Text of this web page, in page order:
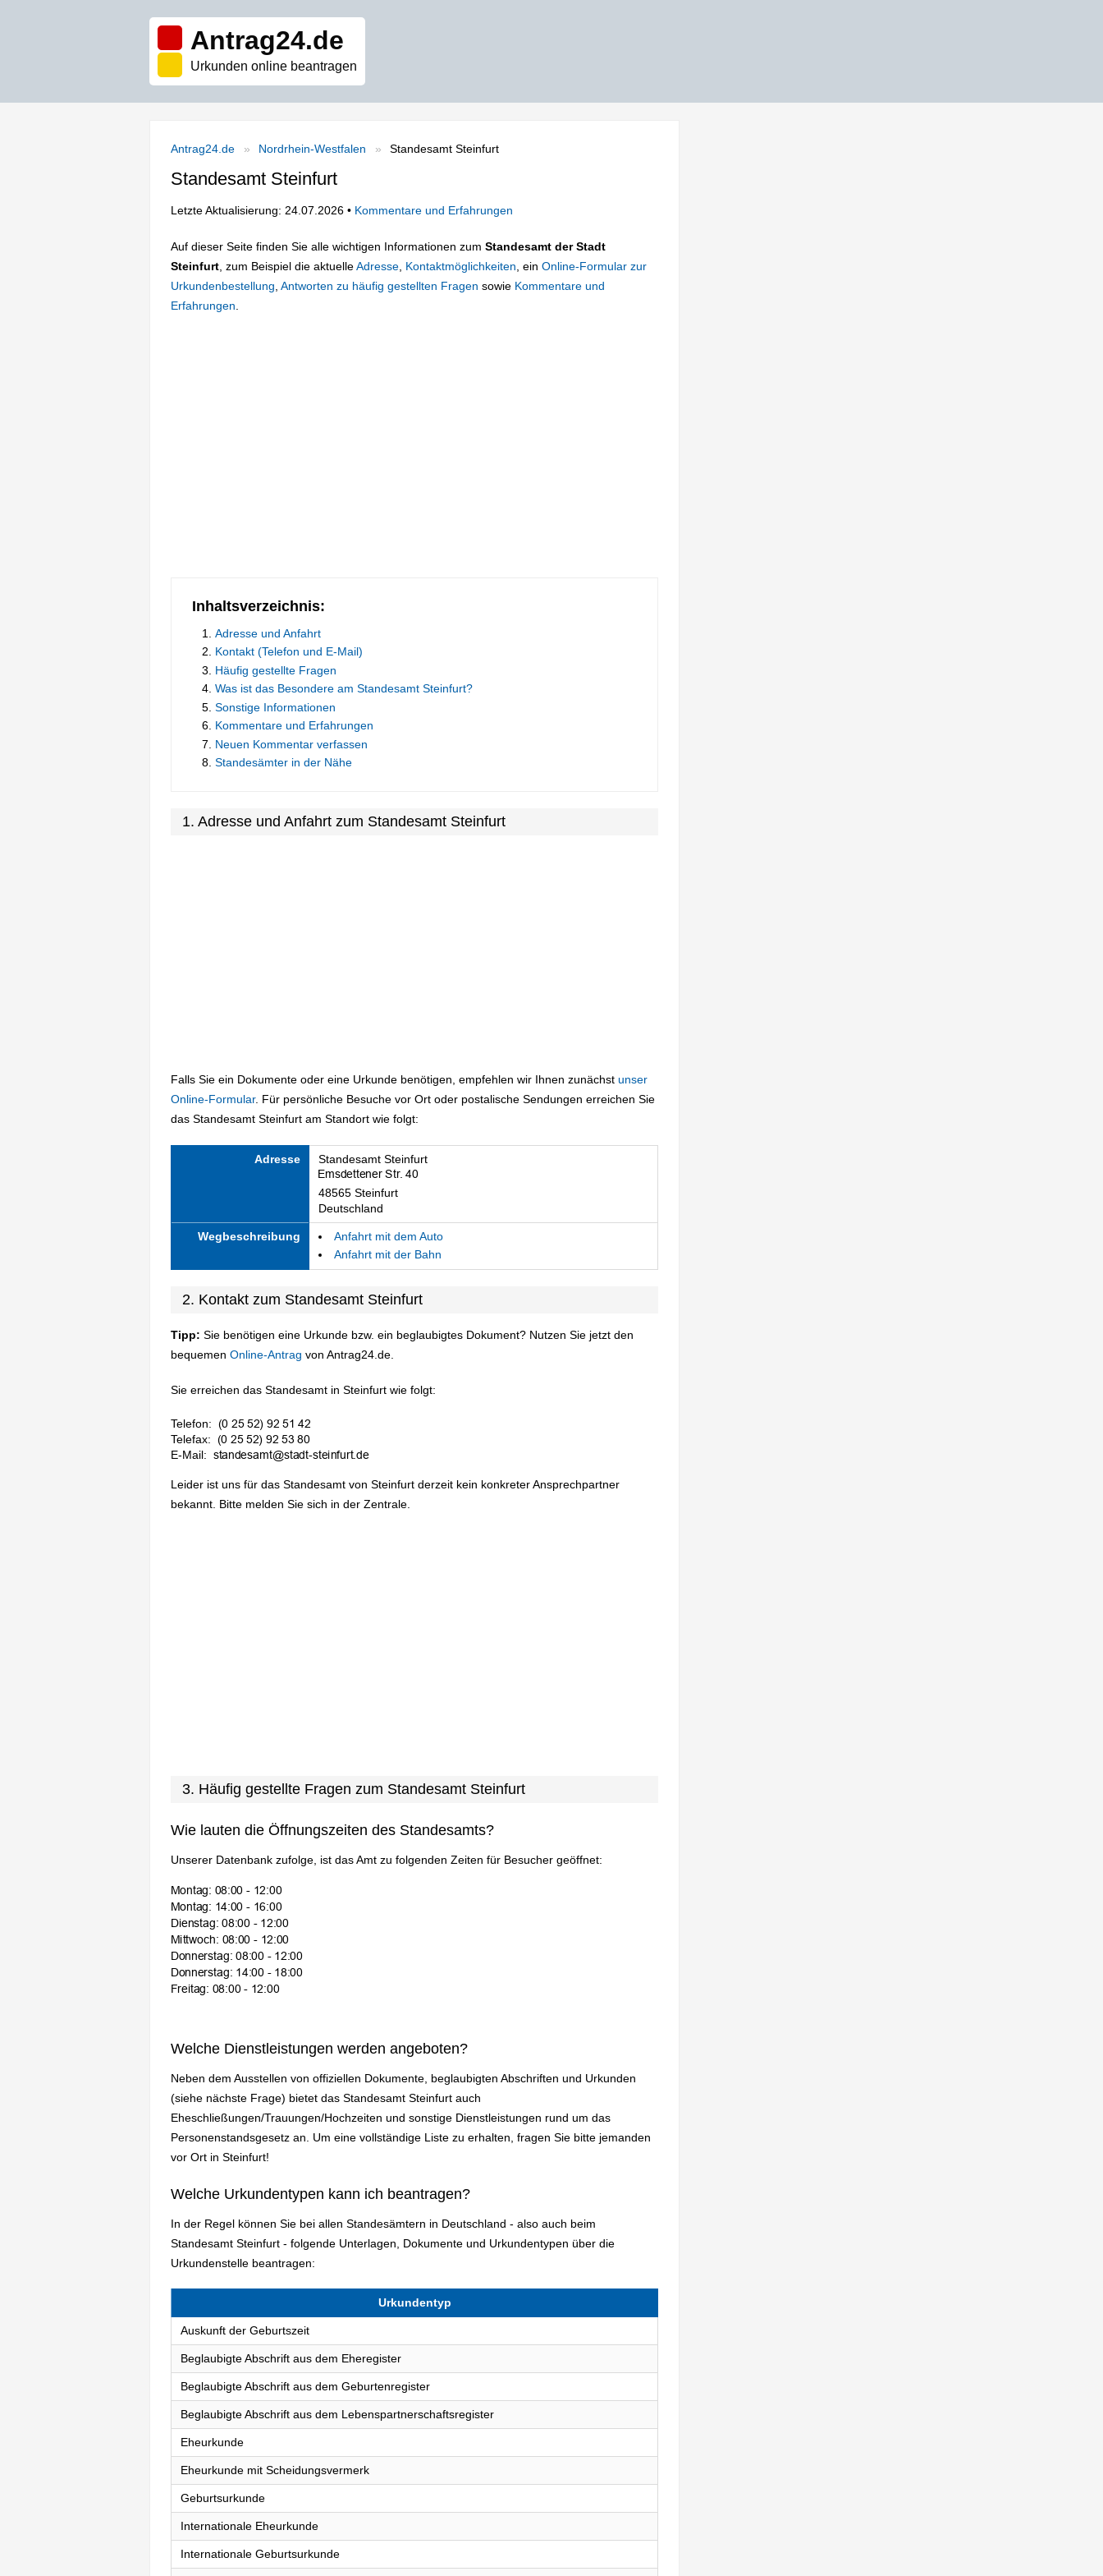
Antrag24.de
Urkunden online beantragen
Antrag24.de Nordrhein-Westfalen Standesamt Steinfurt
Standesamt Steinfurt
Letzte Aktualisierung: 24.07.2026 • Kommentare und Erfahrungen
Auf dieser Seite finden Sie alle wichtigen Informationen zum Standesamt der Stadt
Steinfurt , zum Beispiel die aktuelleAdresse Kontaktmöglichkeiten , ein Online-Formular zur
Urkundenbestellung Antworten zu häufig gestellten Fragen sowie Kommentare und
Erfahrungen
Inhaltsverzeichnis:
Adresse und Anfahrt
Kontakt (Telefon und E-Mail)
Häufig gestellte Fragen
Was ist das Besondere am Standesamt Steinfurt?
Sonstige Informationen
Kommentare und Erfahrungen
Neuen Kommentar verfassen
Standesämter in der Nähe
1. Adresse und Anfahrt zum Standesamt Steinfurt
Falls Sie ein Dokumente oder eine Urkunde benötigen, empfehlen wir Ihnen zunächst unser
Online-Formular. Für persönliche Besuche vor Ort oder postalische Sendungen erreichen Sie
das Standesamt Steinfurt am Standort wie folgt:
Adresse Standesamt Steinfurt
48565 Steinfurt
Deutschland
Wegbeschreibung
Anfahrt mit dem Auto
Anfahrt mit der Bahn
2. Kontakt zum Standesamt Steinfurt
Tipp: Sie benötigen eine Urkunde bzw. ein beglaubigtes Dokument? Nutzen Sie jetzt den
bequemen Online-Antrag von Antrag24.de.
Sie erreichen das Standesamt in Steinfurt wie folgt:
Telefon:
Telefax:
E-Mail:
Leider ist uns für das Standesamt von Steinfurt derzeit kein konkreter Ansprechpartner
bekannt. Bitte melden Sie sich in der Zentrale.
3. Häufig gestellte Fragen zum Standesamt Steinfurt
Wie lauten die Öffnungszeiten des Standesamts?
Unserer Datenbank zufolge, ist das Amt zu folgenden Zeiten für Besucher geöffnet:
Welche Dienstleistungen werden angeboten?
Neben dem Ausstellen von offiziellen Dokumente, beglaubigten Abschriften und Urkunden
(siehe nächste Frage) bietet das Standesamt Steinfurt auch
Eheschließungen/Trauungen/Hochzeiten und sonstige Dienstleistungen rund um das
Personenstandsgesetz an. Um eine vollständige Liste zu erhalten, fragen Sie bitte jemanden
vor Ort in Steinfurt!
Welche Urkundentypen kann ich beantragen?
In der Regel können Sie bei allen Standesämtern in Deutschland - also auch beim
Standesamt Steinfurt - folgende Unterlagen, Dokumente und Urkundentypen über die
Urkundenstelle beantragen:
Urkundentyp
Auskunft der Geburtszeit
Beglaubigte Abschrift aus dem Eheregister
Beglaubigte Abschrift aus dem Geburtenregister
Beglaubigte Abschrift aus dem Lebenspartnerschaftsregister
Eheurkunde
Eheurkunde mit Scheidungsvermerk
Geburtsurkunde
Internationale Eheurkunde
Internationale Geburtsurkunde